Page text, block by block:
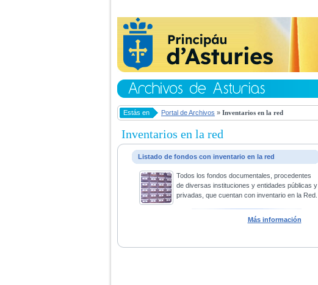
Estás en Portal de Archivos » Inventarios en la red
Inventarios en la red
Listado de fondos con inventario en la red
Todos los fondos documentales, procedentes
de diversas instituciones y entidades públicas y
privadas, que cuentan con inventario en la Red.
Más información